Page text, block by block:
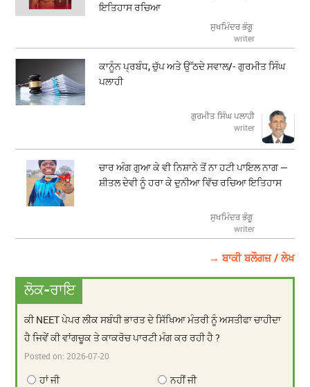
ਇਤਿਹਾਸ ਰਚਿਆ
ਸੁਖਮਿੰਦਰ ਭੰਗੂ
writer
ਕਾਨੂੰਨ ਪ੍ਰਬੰਧ, ਚੁੱਪ ਅਤੇ ਉੱਠਦੇ ਸਵਾਲ/- ਗੁਰਮੀਤ ਸਿੰਘ
ਪਲਾਹੀ
ਗੁਰਮੀਤ ਸਿੰਘ ਪਲਾਹੀ
writer
ਚਾਰ ਅੰਗ ਗੁਆ ਕੇ ਵੀ ਨਿਸ਼ਾਨੇ ਤੋਂ ਨਾ ਹਟੀ ਪਾਇਲ ਨਾਗ —
ਸ਼ੀਤਲ ਦੇਵੀ ਨੂੰ ਹਰਾ ਕੇ ਦੁਨੀਆ ਵਿੱਚ ਰਚਿਆ ਇਤਿਹਾਸ
ਸੁਖਮਿੰਦਰ ਭੰਗੂ
writer
→ ਬਾਕੀ ਬਲੌਗਜ਼ / ਲੇਖ
ਲੋਕ-ਰਾਇ
ਕੀ NEET ਪੇਪਰ ਲੀਕ ਸਬੰਧੀ ਭਾਰਤ ਦੇ ਸਿੱਖਿਆ ਮੰਤਰੀ ਨੂੰ ਅਸਤੀਫਾ ਚਾਹੀਦਾ
ਹੈ ਜਿਵੇਂ ਕੀ ਵਾਂਗਚੂਕ ਤੇ ਕਾਕਰੋਚ ਪਾਰਟੀ ਮੰਗ ਕਰ ਰਹੀ ਹੈ ?
Posted on:2026-07-20
ਹਾਂ ਜੀ ਨਹੀਂ ਜੀ